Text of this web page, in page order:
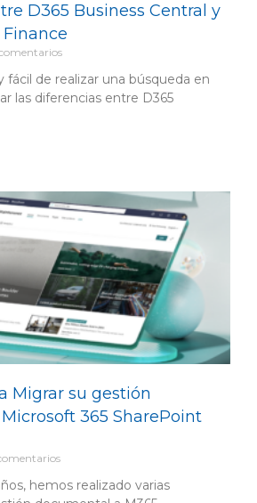
D365 Business Central y
fácil de realizar una búsqueda en
las diferencias entre D365
Migrar su gestión
365 SharePoint
hemos realizado varias